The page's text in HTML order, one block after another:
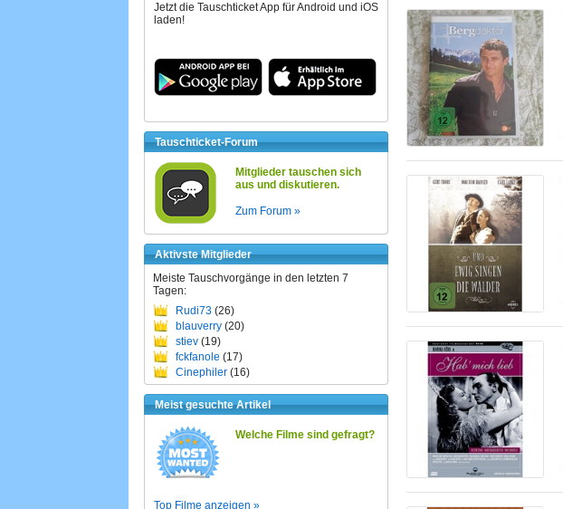
Jetzt die Tauschticket App für Android und iOS
laden!
Tauschticket-Forum
Mitglieder tauschen sich
aus und diskutieren.
Zum Forum »
Aktivste Mitglieder
Meiste Tauschvorgänge in den letzten 7
Tagen:
Rudi73 (26)
blauverry (20)
stiev (19)
fckfanole (17)
Cinephiler (16)
Meist gesuchte Artikel
Welche Filme sind gefragt?
Top Filme anzeigen »